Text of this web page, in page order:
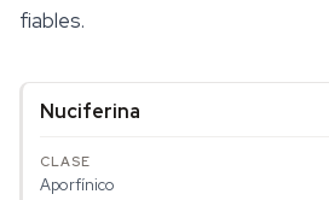
fiables.
Nuciferina
Aporfínico